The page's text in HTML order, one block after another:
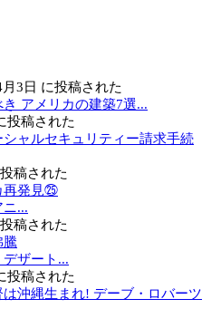
3日 に投稿された
アメリカの建築7選...
投稿された
シャルセキュリティー請求手続
稿された
再発見㉕
ニ...
稿された
騰
デザート...
投稿された
は沖縄生まれ! デーブ・ロバーツ